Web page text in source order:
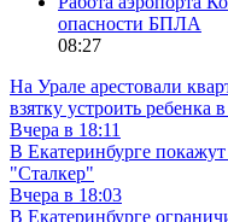
опасности БПЛА
08:27
На Урале арестовали
взятку устроить ребенка
Вчера в 18:11
В Екатеринбурге
"Сталкер"
Вчера в 18:03
В Екатеринбурге